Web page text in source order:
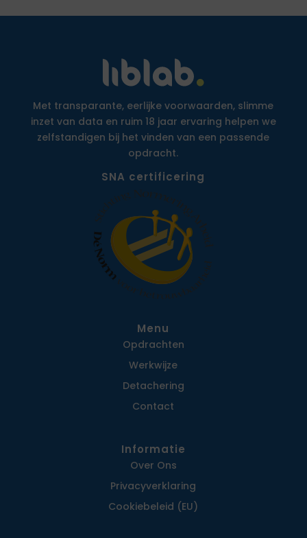
Met transparante, eerlijke voorwaarden, slimme
inzet van data en ruim 18 jaar ervaring helpen we
zelfstandigen bij het vinden van een passende
opdracht.
SNA certificering
Menu
Opdrachten
Werkwijze
Detachering
Contact
Informatie
Over Ons
Privacy­verklaring
Cookiebeleid (EU)